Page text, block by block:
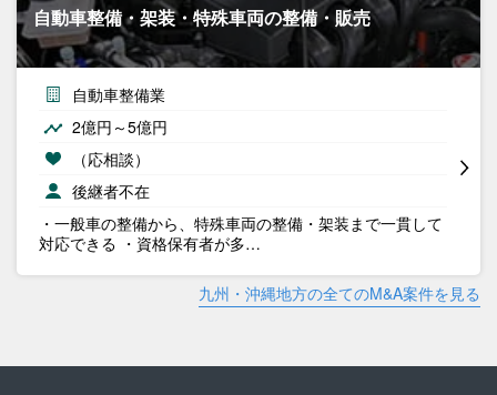
自動車整備・架装・特殊車両の整備・販売
自動車整備業
2億円～5億円
（応相談）
後継者不在
・一般車の整備から、特殊車両の整備・架装まで一貫して
対応できる ・資格保有者が多…
九州・沖縄地方の全てのM&A案件を見る